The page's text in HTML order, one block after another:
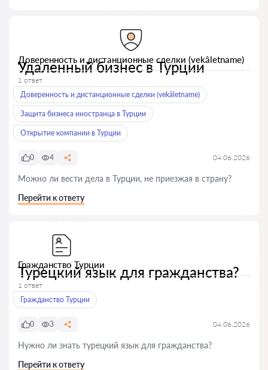
Доверенность и дистанционные сделки (vekâletname)
Удаленный бизнес в Турции
1 ответ
Доверенность и дистанционные сделки (vekâletname)
Защита бизнеса иностранца в Турции
Открытие компании в Турции
0 4 04.06.2026
Можно ли вести дела в Турции, не приезжая в страну?
Перейти к ответу
Гражданство Турции
Турецкий язык для гражданства?
1 ответ
Гражданство Турции
0 3 04.06.2026
Нужно ли знать турецкий язык для гражданства?
Перейти к ответу